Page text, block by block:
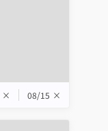
× 08/15 ×